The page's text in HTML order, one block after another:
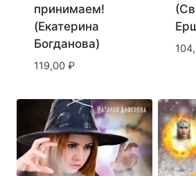
принимаем!
(Екатерина
Богданова)
119,00 ₽